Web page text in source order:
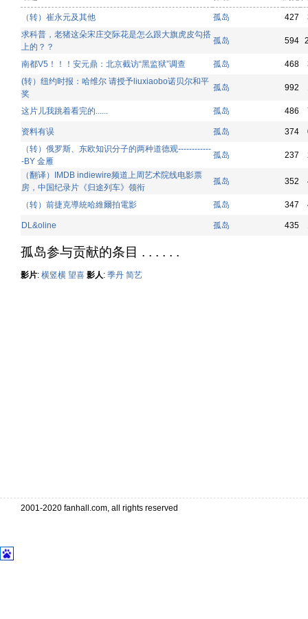
（转）崔永元及其他 孤岛 427
求科普，老猪这朵宋庄交际花是怎么跟大旗虎皮勾搭
上的？？
孤岛 594
南都V5！！！安元鼎：北京截访“黑监狱”调查 孤岛 468
(转）纽约时报：哈维尔 请授予liuxiaobo诺贝尔和平
奖
孤岛 992
这片儿我跳着看完的...... 孤岛 486
资料有误 孤岛 374
（转）俄罗斯、东欧知识分子的两种道德观------------
-BY 金雁
孤岛 237
（翻译）IMDB indiewire频道上周艺术院线电影票
房，中国纪录片《归途列车》领衔
孤岛 352
（转）前捷克導統哈維爾拍電影 孤岛 347
DL&oline 孤岛 435
孤岛参与贡献的条目 . . . . . .
影片: 横竖横 望喜 影人: 季丹 简艺
2001-2020 fanhall.com, all rights reserved